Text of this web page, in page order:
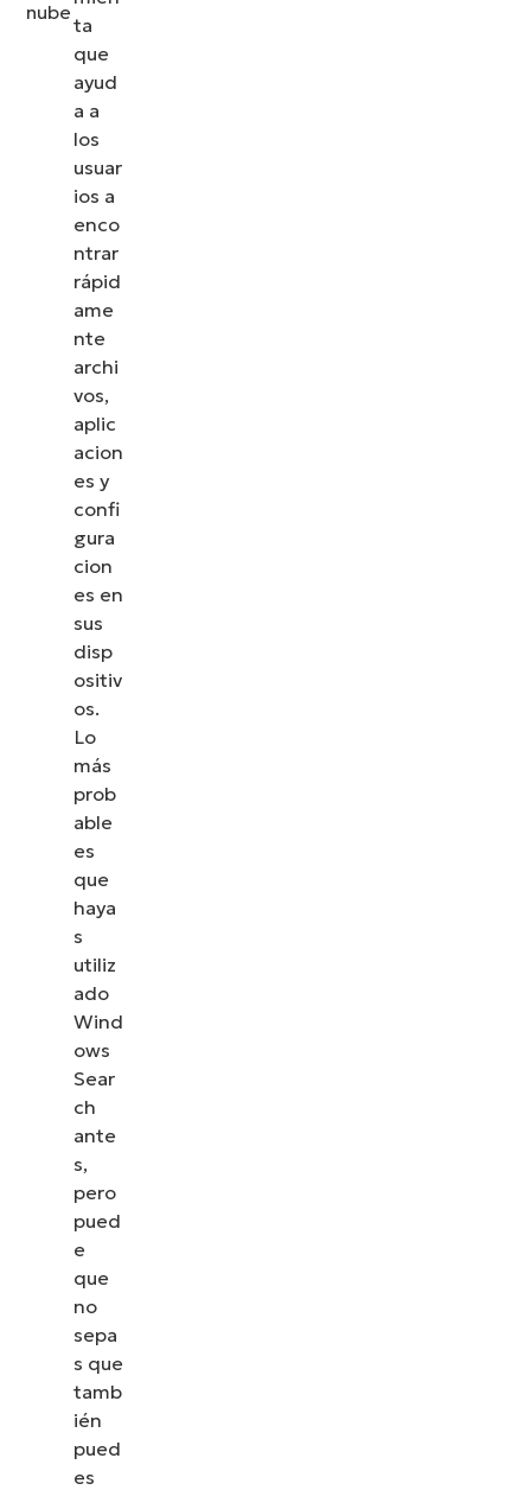
ta
que
ayud
a a
los
usuar
ios a
enco
ntrar
rápid
ame
nte
archi
vos,
aplic
acion
es y
confi
gura
cion
es en
sus
disp
ositiv
os.
Lo
más
prob
able
es
que
haya
s
utiliz
ado
Wind
ows
Sear
ch
ante
s,
pero
pued
e
que
no
sepa
s que
tamb
ién
pued
es